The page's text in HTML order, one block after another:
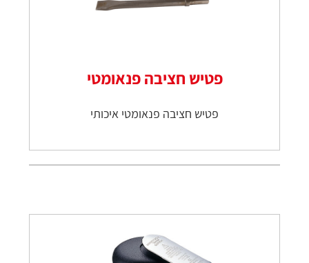
פטיש חציבה פנאומטי
פטיש חציבה פנאומטי איכותי